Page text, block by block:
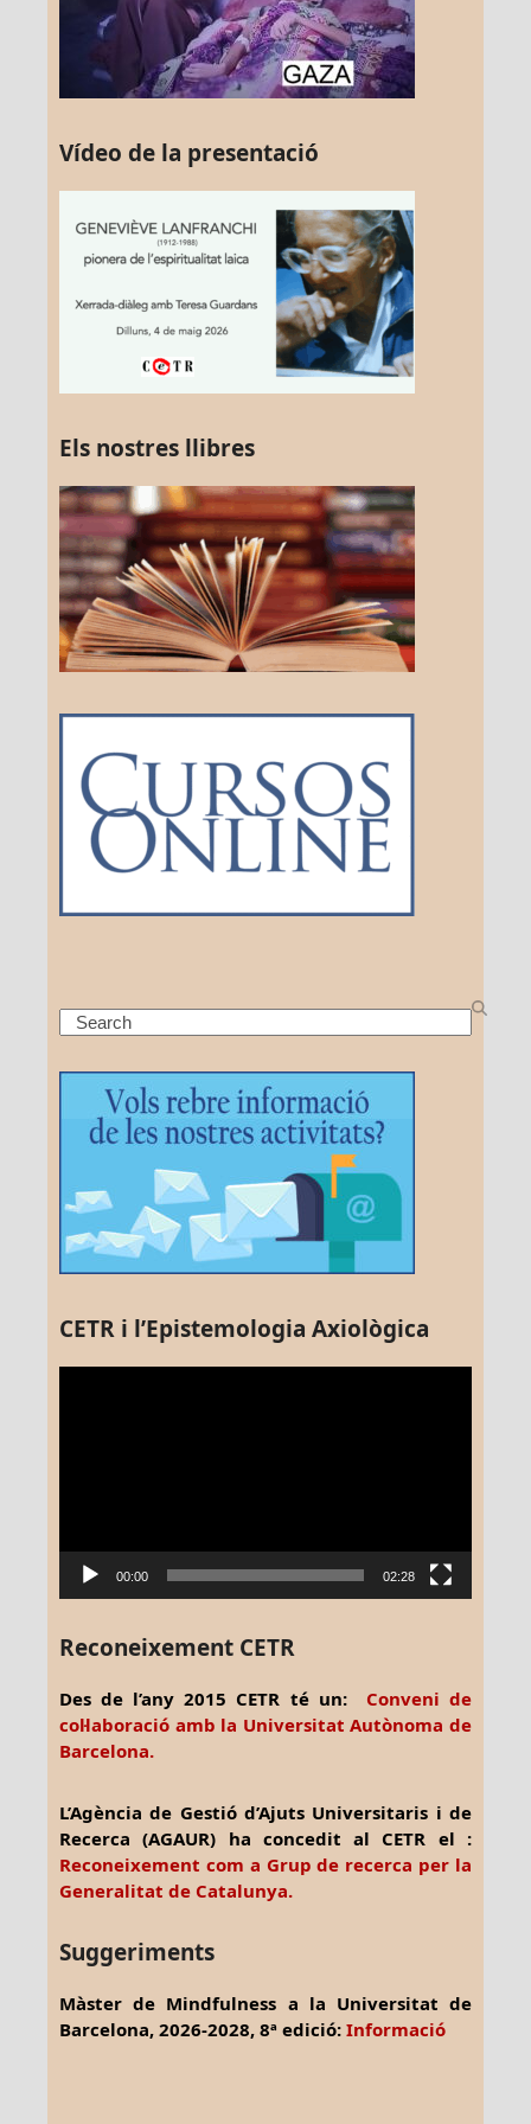
Vídeo de la presentació
Els nostres llibres
Search
CETR i l’Epistemologia Axiològica
00:00 02:28
Reconeixement CETR
Des de l’any 2015 CETR té un: Conveni de
col·laboració amb la Universitat Autònoma de
Barcelona.
L’Agència de Gestió d’Ajuts Universitaris i de
Recerca (AGAUR) ha concedit al CETR el :
Reconeixement com a Grup de recerca per la
Generalitat de Catalunya.
Suggeriments
Màster de Mindfulness a la Universitat de
Barcelona, 2026-2028, 8ª edició: Informació